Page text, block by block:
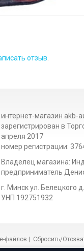
отзыв.
интернет-магазин akb-
зарегистрирован в
апреля 2017
номер регистрации:
Владелец магазина:
предприниматель
г. Минск ул. Белецкого
УНП 192751932
файлов
Сбросить/